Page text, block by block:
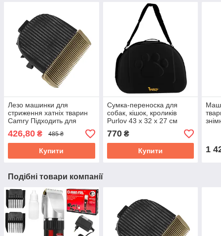
Лезо машинки для
стриження хатніх тварин
Camry Підходить для
моделей CR2821, AD2823,
MS2826 (CR 2821.1)
426,80 ₴ 485 ₴
Купити
Сумка-переноска для
собак, кішок, кроликів
Purlov 43 x 32 x 27 см
(18270)
770₴
Купити 1
Подібні товари компанії